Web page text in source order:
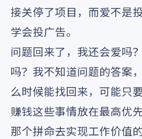
接关停了项目，而爱不是
学会投广告。
问题回来了，我还会爱吗
吗？我不知道问题的答案
么时候能找回来，可能只
赚钱这些事情放在最高优
那个拼命去实现工作价值